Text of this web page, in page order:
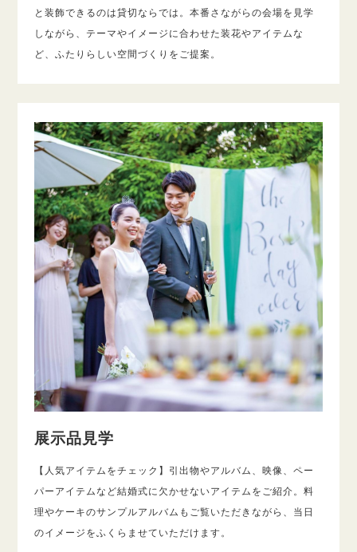
と装飾できるのは貸切ならでは。本番さながらの会場を見学
しながら、テーマやイメージに合わせた装花やアイテムな
ど、ふたりらしい空間づくりをご提案。
展示品見学
【人気アイテムをチェック】引出物やアルバム、映像、ペー
パーアイテムなど結婚式に欠かせないアイテムをご紹介。料
理やケーキのサンプルアルバムもご覧いただきながら、当日
のイメージをふくらませていただけます。